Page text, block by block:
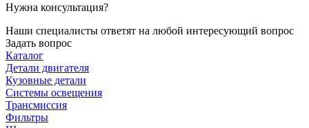
Нужна консультация?
Наши специалисты ответят на любой интересующий вопрос
Задать вопрос
Каталог
Детали двигателя
Кузовные детали
Системы освещения
Трансмиссия
Фильтры